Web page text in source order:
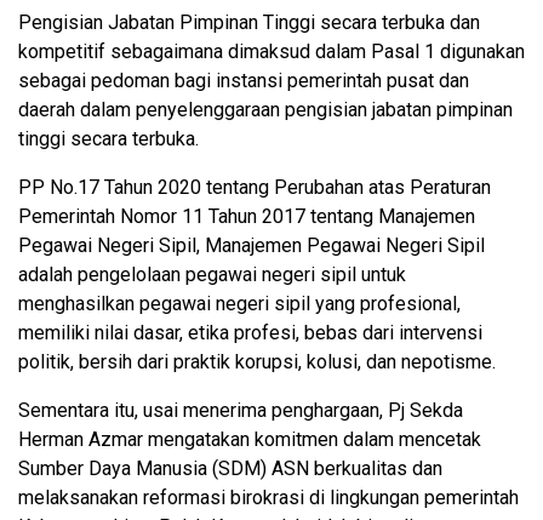
Pengisian Jabatan Pimpinan Tinggi secara terbuka dan
kompetitif sebagaimana dimaksud dalam Pasal 1 digunakan
sebagai pedoman bagi instansi pemerintah pusat dan
daerah dalam penyelenggaraan pengisian jabatan pimpinan
tinggi secara terbuka.
PP No.17 Tahun 2020 tentang Perubahan atas Peraturan
Pemerintah Nomor 11 Tahun 2017 tentang Manajemen
Pegawai Negeri Sipil, Manajemen Pegawai Negeri Sipil
adalah pengelolaan pegawai negeri sipil untuk
menghasilkan pegawai negeri sipil yang profesional,
memiliki nilai dasar, etika profesi, bebas dari intervensi
politik, bersih dari praktik korupsi, kolusi, dan nepotisme.
Sementara itu, usai menerima penghargaan, Pj Sekda
Herman Azmar mengatakan komitmen dalam mencetak
Sumber Daya Manusia (SDM) ASN berkualitas dan
melaksanakan reformasi birokrasi di lingkungan pemerintah